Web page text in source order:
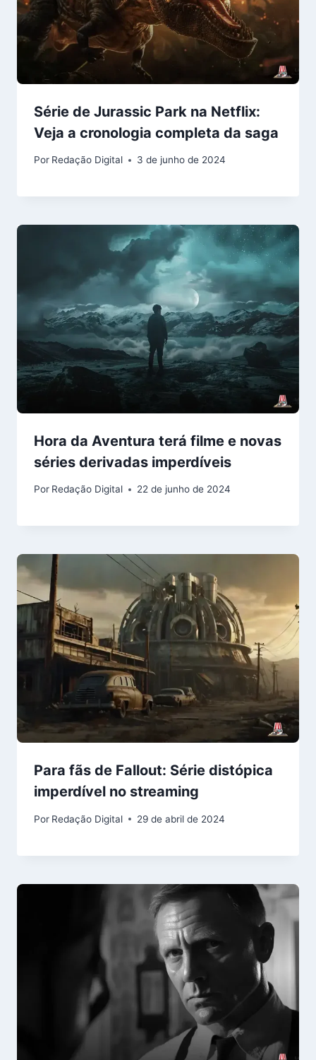
Série de Jurassic Park na Netflix:
Veja a cronologia completa da saga
Por Redação Digital 3 de junho de 2024
Hora da Aventura terá filme e novas
séries derivadas imperdíveis
Por Redação Digital 22 de junho de 2024
Para fãs de Fallout: Série distópica
imperdível no streaming
Por Redação Digital 29 de abril de 2024